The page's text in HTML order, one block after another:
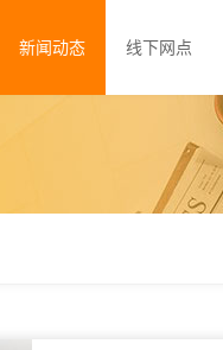
新闻动态 线下网点